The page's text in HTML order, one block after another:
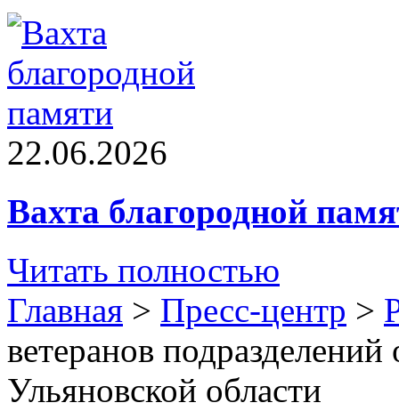
22.06.2026
Вахта благородной
Читать полностью
Главная > Пресс-центр >
ветеранов
Ульяновской области